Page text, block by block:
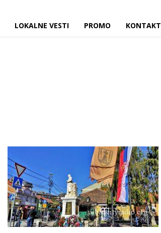
LOKALNE VESTI PROMO KONTAKT